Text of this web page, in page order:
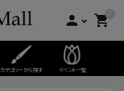
person 0
shopping_cart
カテゴリーから探す イベント一覧